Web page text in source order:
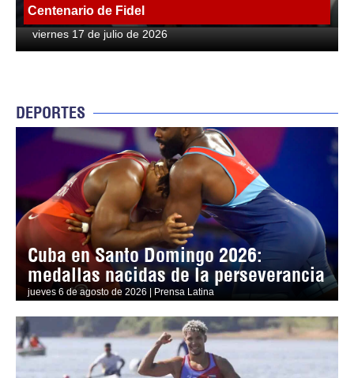
Centenario de Fidel
viernes 17 de julio de 2026
DEPORTES
Cuba en Santo Domingo 2026:
medallas nacidas de la perseverancia
jueves 6 de agosto de 2026 | Prensa Latina